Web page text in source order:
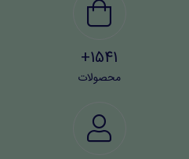
1541+
محصولات